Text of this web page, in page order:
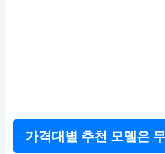
가격대별 추천 모델은